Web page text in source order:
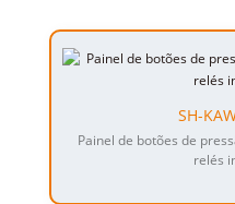
SH-
Painel de botões de
relés